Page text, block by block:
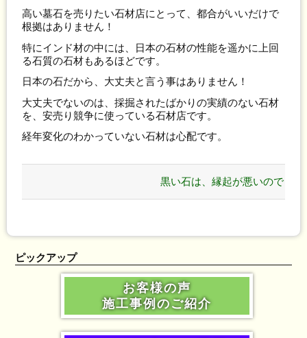
高い墓石を売りたい石材店にとって、都合がいいだけで
根拠はありません！
特にインド材の中には、日本の石材の性能を遥かに上回
る石質の石材もあるほどです。
日本の石だから、大丈夫と言う事はありません！
大丈夫でないのは、採掘されたばかりの実績のない石材
を、安売り競争に使っている石材店です。
経年変化のわかっていない石材は心配です。
黒い石は、縁起が悪いので
ピックアップ
お客様の声
施工事例のご紹介